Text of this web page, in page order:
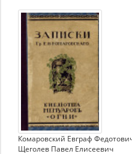
Комаровский
Евграф
Федотович
(1769–
1843)
Комаровский Евграф
Щеголев Павел Елисеевич